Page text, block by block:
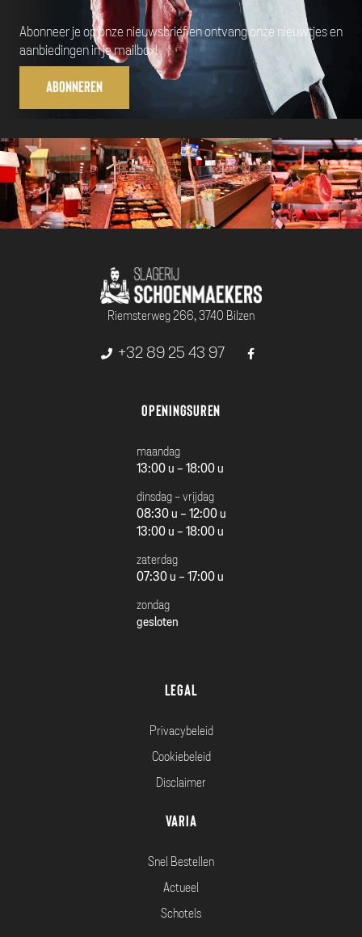
Abonneer je op onze nieuwsbrief en ontvang onze nieuwtjes en
aanbiedingen in je mailbox!
Abonneren
Riemsterweg 266, 3740 Bilzen
+32 89 25 43 97
Openingsuren
maandag
13:00 u - 18:00 u
dinsdag - vrijdag
08:30 u - 12:00 u
13:00 u - 18:00 u
zaterdag
07:30 u - 17:00 u
zondag
gesloten
Legal
Privacybeleid
Cookiebeleid
Disclaimer
Varia
Snel Bestellen
Actueel
Schotels